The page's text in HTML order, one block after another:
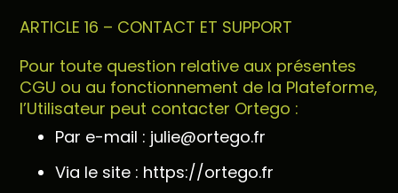
ARTICLE 16 – CONTACT ET SUPPORT
Pour toute question relative aux présentes
CGU ou au fonctionnement de la Plateforme,
l’Utilisateur peut contacter Ortego :
Par e-mail : julie@ortego.fr
Via le site : https://ortego.fr